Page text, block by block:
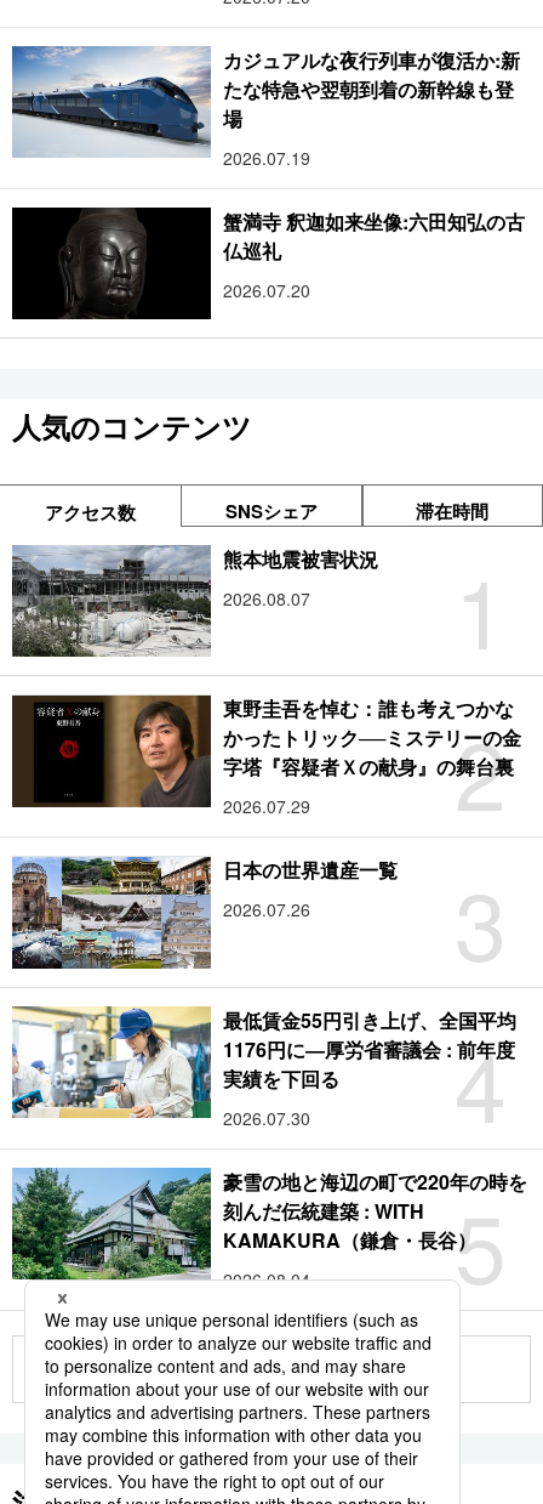
カジュアルな夜行列車が復活か:新
たな特急や翌朝到着の新幹線も登
場
2026.07.19
蟹満寺 釈迦如来坐像:六田知弘の古
仏巡礼
2026.07.20
人気のコンテンツ
アクセス数 SNSシェア 滞在時間
1
熊本地震被害状況
2026.08.07
2
東野圭吾を悼む：誰も考えつかな
かったトリック──ミステリーの金
字塔『容疑者Ｘの献身』の舞台裏
2026.07.29
3
日本の世界遺産一覧
2026.07.26
4
最低賃金55円引き上げ、全国平均
1176円に―厚労省審議会 : 前年度
実績を下回る
2026.07.30
5
豪雪の地と海辺の町で220年の時を
刻んだ伝統建築 : WITH
KAMAKURA（鎌倉・長谷）
2026.08.04
もっと見る